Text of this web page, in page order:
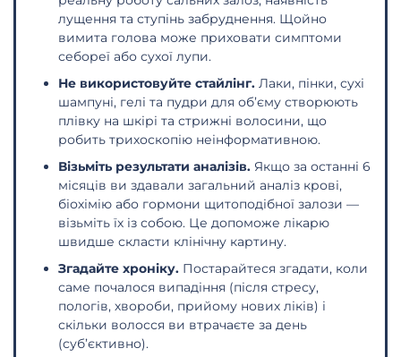
лущення та ступінь забруднення. Щойно
вимита голова може приховати симптоми
себореї або сухої лупи.
Не використовуйте стайлінг. Лаки, пінки, сухі
шампуні, гелі та пудри для об’єму створюють
плівку на шкірі та стрижні волосини, що
робить трихоскопію неінформативною.
Візьміть результати аналізів. Якщо за останні 6
місяців ви здавали загальний аналіз крові,
біохімію або гормони щитоподібної залози —
візьміть їх із собою. Це допоможе лікарю
швидше скласти клінічну картину.
Згадайте хроніку. Постарайтеся згадати, коли
саме почалося випадіння (після стресу,
пологів, хвороби, прийому нових ліків) і
скільки волосся ви втрачаєте за день
(суб’єктивно).